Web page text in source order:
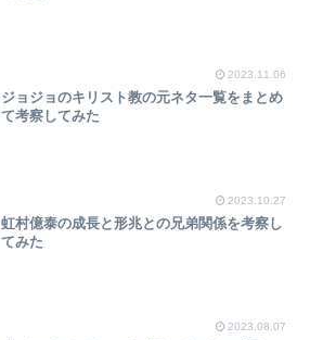
2023.11.06
ジョジョのキリスト教の元ネタ一覧をまとめ
て考察してみた
2023.10.27
虹村億泰の成長と形兆との兄弟関係を考察し
てみた
2023.08.07